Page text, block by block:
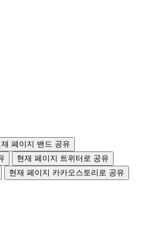
재 페이지 밴드 공유
현재 페이지 트위터로 공유
현재 페이지 카카오스토리로 공유